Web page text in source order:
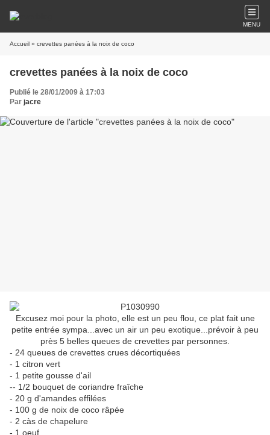
MENU
Accueil » crevettes panées à la noix de coco
crevettes panées à la noix de coco
Publié le 28/01/2009 à 17:03
Par jacre
Excusez moi pour la photo, elle est un peu flou, ce plat fait une
petite entrée sympa...avec un air un peu exotique...prévoir à peu
près 5 belles queues de crevettes par personnes.
- 24 queues de crevettes crues décortiquées
- 1 citron vert
- 1 petite gousse d'ail
-- 1/2 bouquet de coriandre fraîche
- 20 g d'amandes effilées
- 100 g de noix de coco râpée
- 2 càs de chapelure
- 1 oeuf